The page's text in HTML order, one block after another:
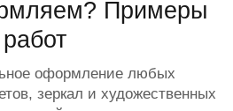
Примеры
работ
оформление любых
зеркал и художественных